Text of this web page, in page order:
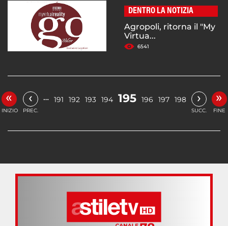
DENTRO LA NOTIZIA
Agropoli, ritorna il "My
Virtua...
6541
«
INIZIO
‹
PREC.
… 191 192 193 194 195 196 197 198 ›
SUCC.
»
FINE